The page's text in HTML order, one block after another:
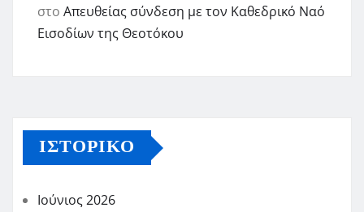
στο Απευθείας σύνδεση με τον Καθεδρικό Ναό
Εισοδίων της Θεοτόκου
ΙΣΤΟΡΙΚΌ
Ιούνιος 2026